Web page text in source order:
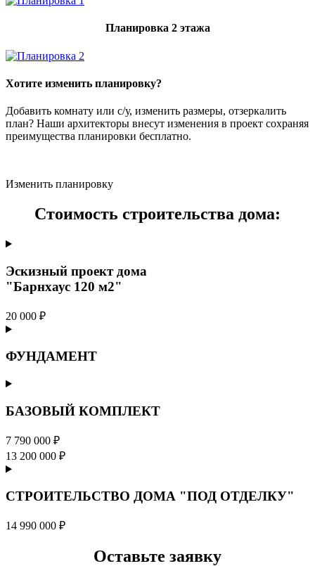
Планировка 2 этажа
Хотите изменить планировку?
Добавить комнату или с/у, изменить размеры, отзеркалить
план? Наши архитекторы внесут изменения в проект сохраняя
преимущества планировки бесплатно.
Изменить планировку
Стоимость строительства дома:
Эскизный проект дома
"Барнхаус 120 м2"
20 000 ₽
ФУНДАМЕНТ
БАЗОВЫЙ КОМПЛЕКТ
7 790 000 ₽
13 200 000 ₽
СТРОИТЕЛЬСТВО ДОМА "ПОД ОТДЕЛКУ"
14 990 000 ₽
Оставьте заявку